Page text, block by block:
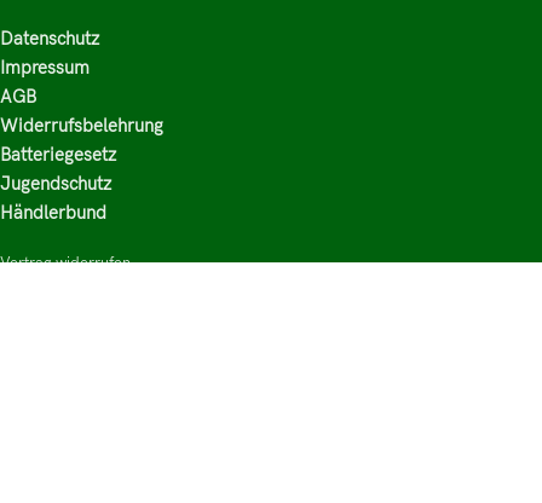
Datenschutz
Impressum
AGB
Widerrufsbelehrung
Batteriegesetz
Jugendschutz
Händlerbund
Vertrag widerrufen